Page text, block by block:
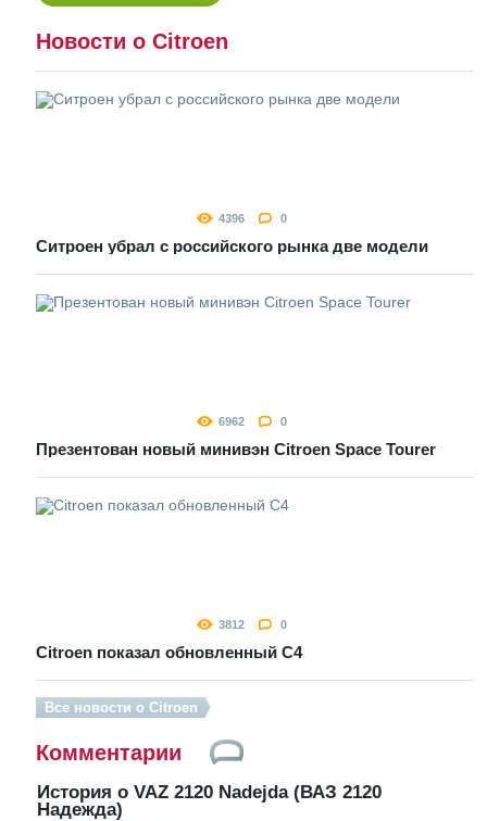
Новости о Citroen
4396 0
Ситроен убрал с российского рынка две модели
6962 0
Презентован новый минивэн Citroen Space Tourer
3812 0
Citroen показал обновленный C4
Все новости о Citroen
Комментарии
История о VAZ 2120 Nadejda (ВАЗ 2120
Надежда)